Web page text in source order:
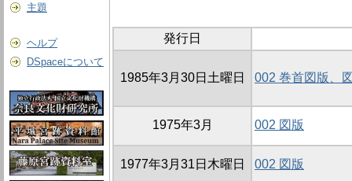
主題
ヘルプ
DSpaceについて
発行日
1985年3月30日土曜日 002 巻首図版、
1975年3月 002 図版
1977年3月31日木曜日 002 図版